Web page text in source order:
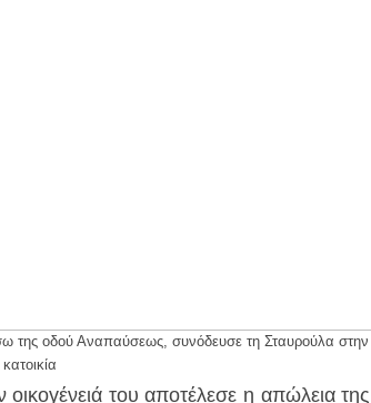
της οδού Αναπαύσεως, συνόδευσε τη Σταυρούλα στην
του αποτέλεσε η απώλεια της